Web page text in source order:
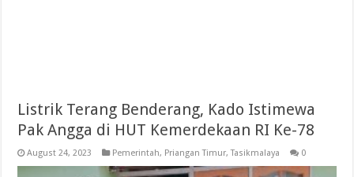
Listrik Terang Benderang, Kado Istimewa
Pak Angga di HUT Kemerdekaan RI Ke-78
August 24, 2023 Pemerintah, Priangan Timur,Tasikmalaya 0